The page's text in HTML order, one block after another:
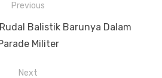
Previous
Balistik Barunya Dalam
Militer
Next